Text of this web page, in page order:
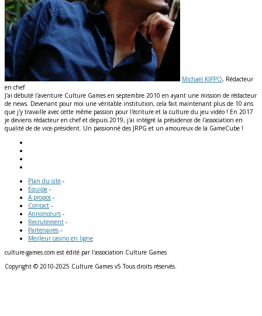
Michaël KIPPO, Rédacteur
en chef
J'ai débuté l'aventure Culture Games en septembre 2010 en ayant une mission de rédacteur
de news. Devenant pour moi une véritable institution, cela fait maintenant plus de 10 ans
que j'y travaille avec cette même passion pour l'écriture et la culture du jeu vidéo ! En 2017
je deviens rédacteur en chef et depuis 2019, j'ai intégré la présidence de l'association en
qualité de de vice-président. Un passionné des JRPG et un amoureux de la GameCube !
Plan du site -
Equipe -
A propos -
Contact -
Annonceurs -
Recrutement -
Partenaires -
Meilleur casino en ligne
culture-games.com est édité par l'association Culture Games
Copyright © 2010-2025 Culture Games v5 Tous droits réservés.